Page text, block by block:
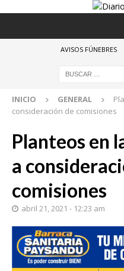
AVISOS FÚNEBRES
INICIO GENERAL
consideración de comisiones
Planteos en
a
comisiones
abril 21, 2021 - 12:23 am